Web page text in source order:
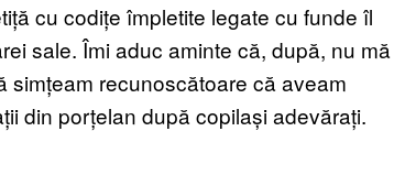
cu codițe împletite legate cu funde îl
sale. Îmi aduc aminte că, după, nu
simțeam recunoscătoare că aveam
din porțelan după copilași adevărați.